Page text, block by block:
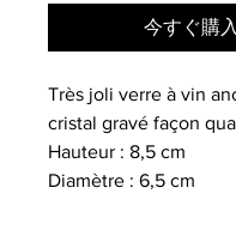
今すぐ購入
Très joli verre à vin
cristal gravé façon
Hauteur : 8,5 cm
Diamètre : 6,5 cm